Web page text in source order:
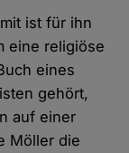
ist für ihn
eine religiöse
eines
gehört,
auf einer
Möller die